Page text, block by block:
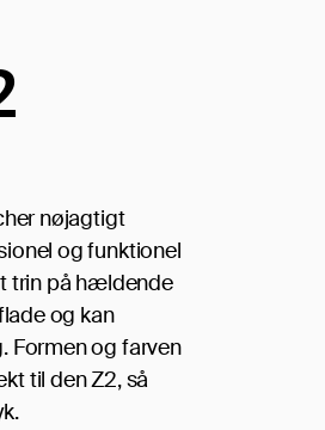
nøjagtigt
og funktionel
trin på hældende
og kan
Formen og farven
til den Z2, så